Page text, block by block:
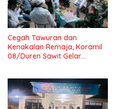
Cegah Tawuran dan
Kenakalan Remaja, Koramil
08/Duren Sawit Gelar